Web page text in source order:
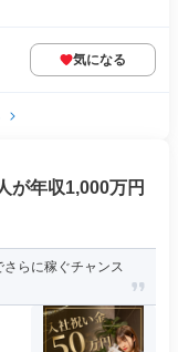
気になる
が年収1,000万円
らに稼ぐチャンス